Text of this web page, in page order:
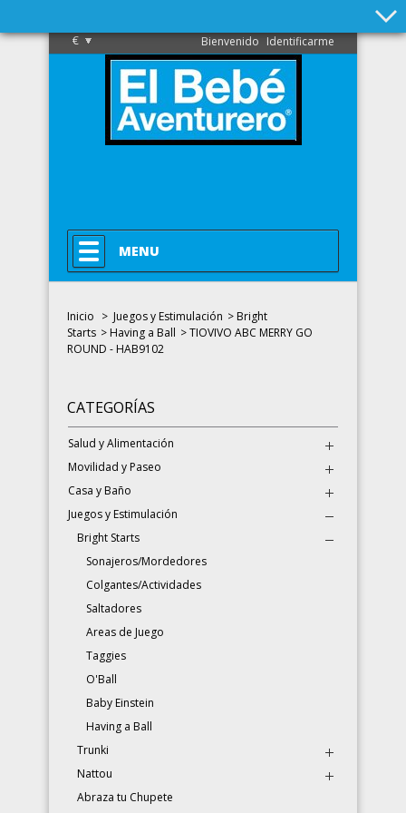
€ Bienvenido Identificarme
MENU
Inicio > Juegos y Estimulación > Bright
Starts > Having a Ball >TIOVIVO ABC MERRY GO
ROUND - HAB9102
CATEGORÍAS
Salud y Alimentación
Movilidad y Paseo
Casa y Baño
Juegos y Estimulación
Bright Starts
Sonajeros/Mordedores
Colgantes/Actividades
Saltadores
Areas de Juego
Taggies
O'Ball
Baby Einstein
Having a Ball
Trunki
Nattou
Abraza tu Chupete